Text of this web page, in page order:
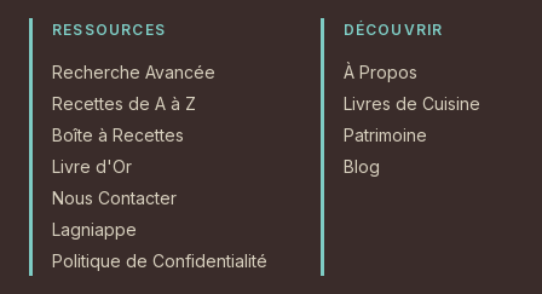
RESSOURCES
Recherche Avancée
Recettes de A à Z
Boîte à Recettes
Livre d'Or
Nous Contacter
Lagniappe
Politique de Confidentialité
DÉCOUVRIR
À Propos
Livres de Cuisine
Patrimoine
Blog